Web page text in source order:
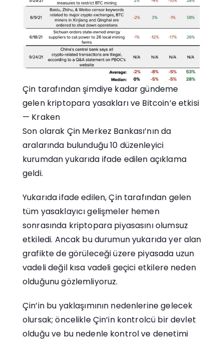
Çin tarafından şimdiye kadar gündeme
gelen kriptopara yasakları ve Bitcoin’e etkisi
— Kraken
Son olarak Çin Merkez Bankası’nın da
aralarında bulunduğu 10 düzenleyici
kurumdan yukarıda ifade edilen açıklama
geldi.
Yukarıda ifade edilen, Çin tarafından gelen
tüm yasaklayıcı gelişmeler hemen
sonrasında kriptopara piyasasını olumsuz
etkiledi. Ancak bu durumun yukarıda yer alan
grafikte de görüleceği üzere piyasada uzun
vadeli değil kısa vadeli geçici etkilere neden
olduğunu gözlemliyoruz.
Çin’in bu yaklaşımının nedenlerine gelecek
olursak; öncelikle Çin’in kontrolcü bir devlet
olduğu ve bu nedenle kontrol ve denetimi